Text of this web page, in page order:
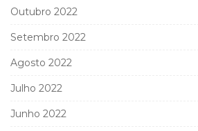
Outubro 2022
Setembro 2022
Agosto 2022
Julho 2022
Junho 2022